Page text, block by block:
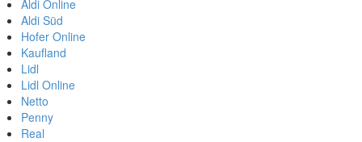
Aldi Online
Aldi Süd
Hofer Online
Kaufland
Lidl
Lidl Online
Netto
Penny
Real